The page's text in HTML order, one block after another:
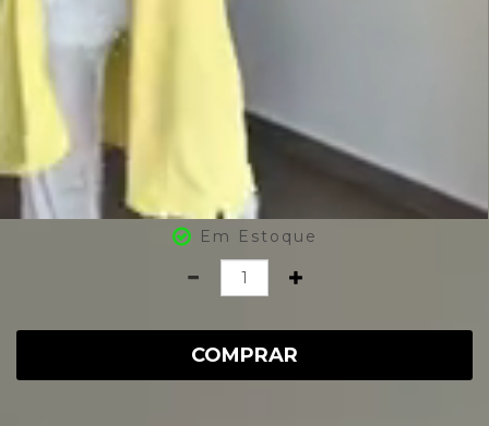
Em Estoque
COMPRAR